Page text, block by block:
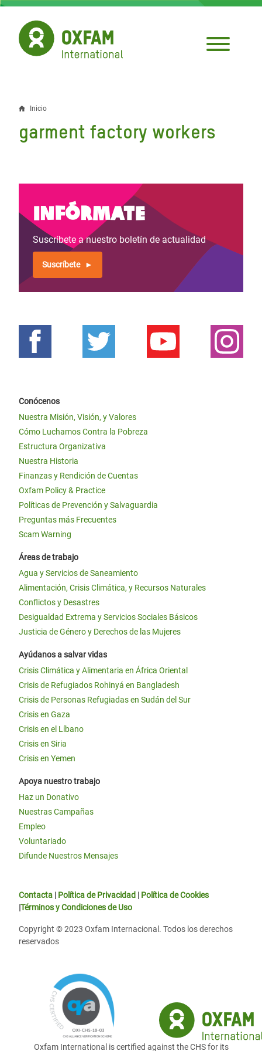
Pasar
contenido
principal
Sobrescribir
enlaces
ayuda
la
navegación
Inicio
garment factory workers
Infórmate
Suscríbete a nuestro boletín de actualidad
Suscríbete
Conócenos
Nuestra Misión, Visión, y Valores
Cómo Luchamos Contra la Pobreza
Estructura Organizativa
Nuestra Historia
Finanzas y Rendición de Cuentas
Oxfam Policy & Practice
Políticas de Prevención y Salvaguardia
Preguntas más Frecuentes
Scam Warning
Áreas de trabajo
Agua y Servicios de Saneamiento
Alimentación, Crisis Climática, y Recursos Naturales
Conflictos y Desastres
Desigualdad Extrema y Servicios Sociales Básicos
Justicia de Género y Derechos de las Mujeres
Ayúdanos a salvar vidas
Crisis Climática y Alimentaria en África Oriental
Crisis de Refugiados Rohinyá en Bangladesh
Crisis de Personas Refugiadas en Sudán del Sur
Crisis en Gaza
Crisis en el Líbano
Crisis en Siria
Crisis en Yemen
Apoya nuestro trabajo
Haz un Donativo
Nuestras Campañas
Empleo
Voluntariado
Difunde Nuestros Mensajes
Contacta | Política de Privacidad | Política de Cookies
|Términos y Condiciones de Uso
Copyright © 2023 Oxfam Internacional. Todos los derechos
reservados
Oxfam International is certified against the CHS for its